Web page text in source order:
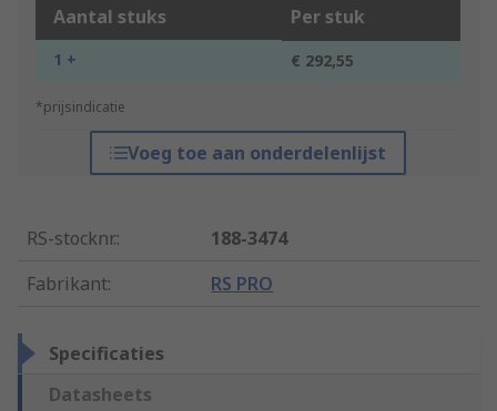
Aantal stuks Per stuk
1 + € 292,55
*prijsindicatie
Voeg toe aan onderdelenlijst
RS-stocknr.:
188-3474
Fabrikant: RS PRO
Specificaties
Datasheets